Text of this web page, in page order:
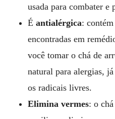
usada para combater e
É antialérgica:
encontradas em
você tomar o chá de
natural para alergias,
os radicais livres.
Elimina vermes: o